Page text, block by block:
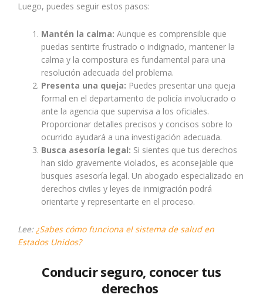
Luego, puedes seguir estos pasos:
Mantén la calma: Aunque es comprensible que
puedas sentirte frustrado o indignado, mantener la
calma y la compostura es fundamental para una
resolución adecuada del problema.
Presenta una queja: Puedes presentar una queja
formal en el departamento de policía involucrado o
ante la agencia que supervisa a los oficiales.
Proporcionar detalles precisos y concisos sobre lo
ocurrido ayudará a una investigación adecuada.
Busca asesoría legal: Si sientes que tus derechos
han sido gravemente violados, es aconsejable que
busques asesoría legal. Un abogado especializado en
derechos civiles y leyes de inmigración podrá
orientarte y representarte en el proceso.
Lee: ¿Sabes cómo funciona el sistema de salud en
Estados Unidos?
Conducir seguro, conocer tus
derechos